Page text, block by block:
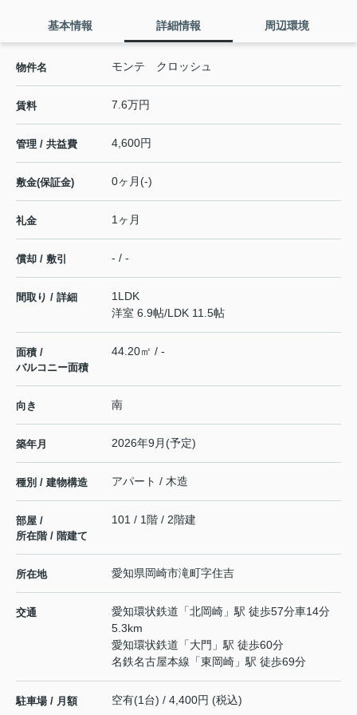
基本情報 詳細情報 周辺環境
物件名 モンテ クロッシュ
賃料 7.6万円
管理 / 共益費 4,600円
敷金(保証金) 0ヶ月(-)
礼金 1ヶ月
償却 / 敷引 - / -
間取り / 詳細
1LDK
洋室 6.9帖/LDK 11.5帖
面積 /
バルコニー面積
44.20㎡ / -
向き 南
築年月 2026年9月(予定)
種別 / 建物構造 アパート / 木造
部屋 /
所在階 / 階建て
101 / 1階 / 2階建
所在地 愛知県岡崎市滝町字住吉
交通 愛知環状鉄道 「北岡崎 」駅 徒歩57分車14分
5.3km
愛知環状鉄道 「大門 」駅 徒歩60分
名鉄名古屋本線 「東岡崎 」駅 徒歩69分
駐車場 / 月額 空有(1台) / 4,400円 (税込)